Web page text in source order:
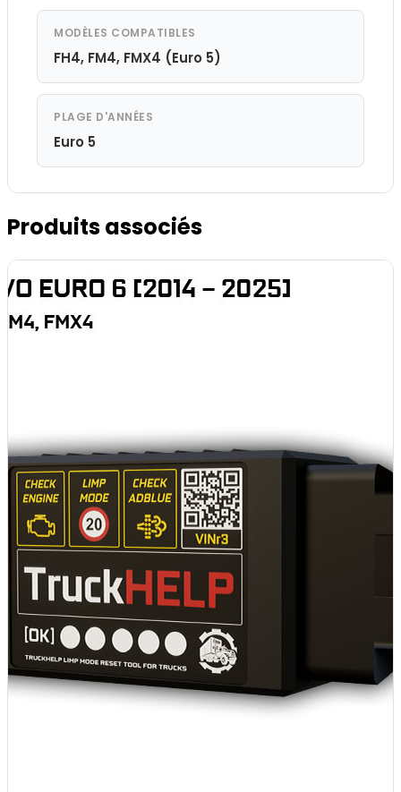
MODÈLES COMPATIBLES
FH4, FM4, FMX4 (Euro 5)
PLAGE D'ANNÉES
Euro 5
Produits associés